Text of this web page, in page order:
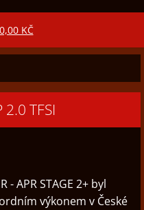
0,00 KČ
2.0 TFSI
APR STAGE 2+ byl
výkonem v České